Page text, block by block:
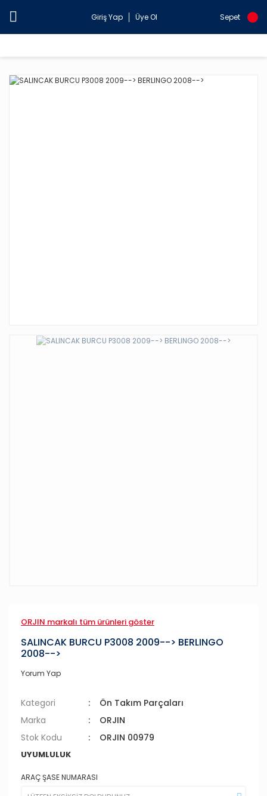
Giriş Yap Üye Ol Sepet
ORJIN markalı tüm ürünleri göster
SALINCAK BURCU P3008 2009--> BERLINGO
2008-->
Yorum Yap
Kategori
Ön Takım Parçaları
Marka
ORJIN
Stok Kodu
ORJIN 00979
UYUMLULUK
ARAÇ ŞASE NUMARASI